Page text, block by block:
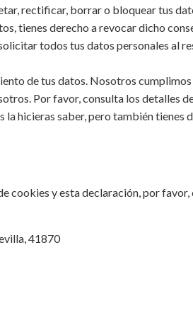
rectificar, borrar o bloquear tus
tienes derecho a revocar dicho
todos tus datos personales
de tus datos. Nosotros
Por favor, consulta los detalles
hicieras saber, pero también
cookies y esta declaración, por
41870